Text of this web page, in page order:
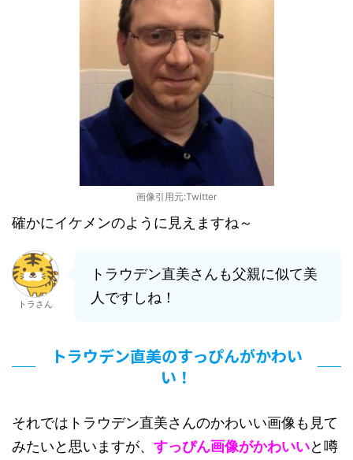
画像引用元:Twitter
確かにイケメンのように見えますね～
トラさん
トラウデン直美さんも父親に似て美
人ですしね！
トラウデン直美のすっぴんがかわい
い！
それではトラウデン直美さんのかわいい画像も見て
みたいと思いますが、 すっぴん画像がかわいいと噂